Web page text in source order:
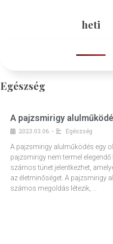
heti
Egészség
A pajzsmirigy
2023.03.06. •
Egészség
A pajzsmirigy alulműködés egy
pajzsmirigy nem termel
számos tünet jelentkezhet,
az életminőséget. A pajzsmirigy
számos megoldás létezik, …